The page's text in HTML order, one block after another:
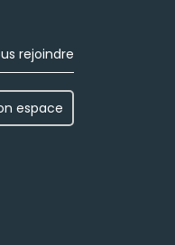
rejoindre
espace